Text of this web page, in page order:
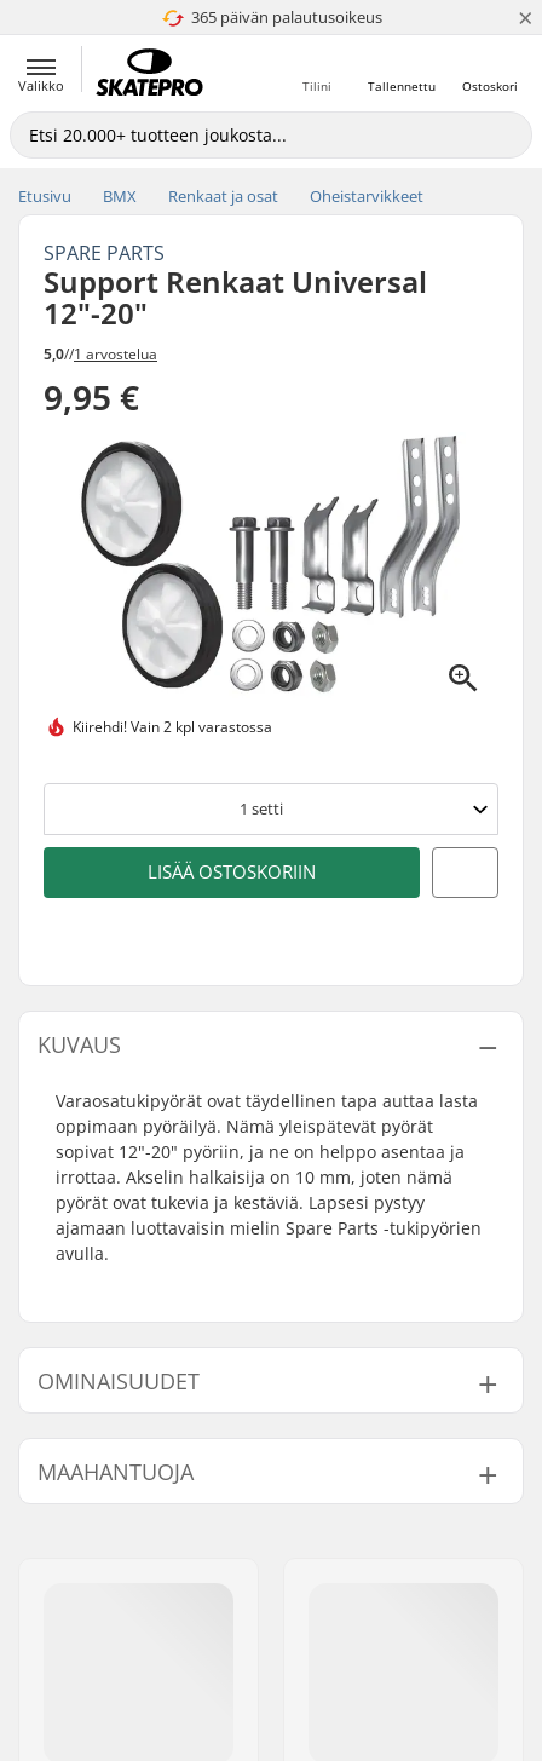
365 päivän palautusoikeus
4.8 / 5 ×
Valikko Ostoskori
Tallennettu
Tilini
Etusivu BMX Renkaat ja osat Oheistarvikkeet
SPARE PARTS
Support Renkaat Universal
12"-20"
5,0//1 arvostelua
9,95 €
Kiirehdi!Vain 2 kpl varastossa
1 setti
LISÄÄ OSTOSKORIIN
KUVAUS
Varaosatukipyörät ovat täydellinen tapa auttaa lasta
oppimaan pyöräilyä. Nämä yleispätevät pyörät
sopivat 12"-20" pyöriin, ja ne on helppo asentaa ja
irrottaa. Akselin halkaisija on 10 mm, joten nämä
pyörät ovat tukevia ja kestäviä. Lapsesi pystyy
ajamaan luottavaisin mielin Spare Parts -tukipyörien
avulla.
OMINAISUUDET
Renkaan halkaisija:
12", 14", 16", 18", 20"
Akselin halkaisija:
MAAHANTUOJA